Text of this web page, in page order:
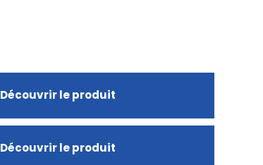
Découvrir le produit
Découvrir le produit